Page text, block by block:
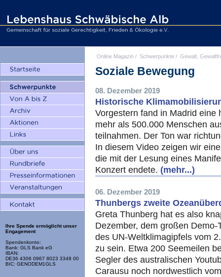
Ihre Spende ermöglicht unser
Engagement
Spendenkonto:
Bank: GLS Bank eG
IBAN:
DE36 4306 0967 8023 3348 00
BIC: GENODEM1GLS
Online Magazin / Schwerpunkte / Gewalt,
Soziale Bewegung
08. Dezember 2019
Historische
Vorgestern fand in Madrid eine
mehr als 500.000 Menschen
teilnahmen. Der Ton war
In diesem Video zeigen wir
die mit der Lesung eines
Konzert endete. (mehr...)
06. Dezember 2019
Thunbergs zweite
Greta Thunberg hat es also
Dezember, dem großen
des UN-Weltklimagipfels vom
zu sein. Etwa 200 Seemeilen
Segler des australischen
Carausu noch nordwestlich